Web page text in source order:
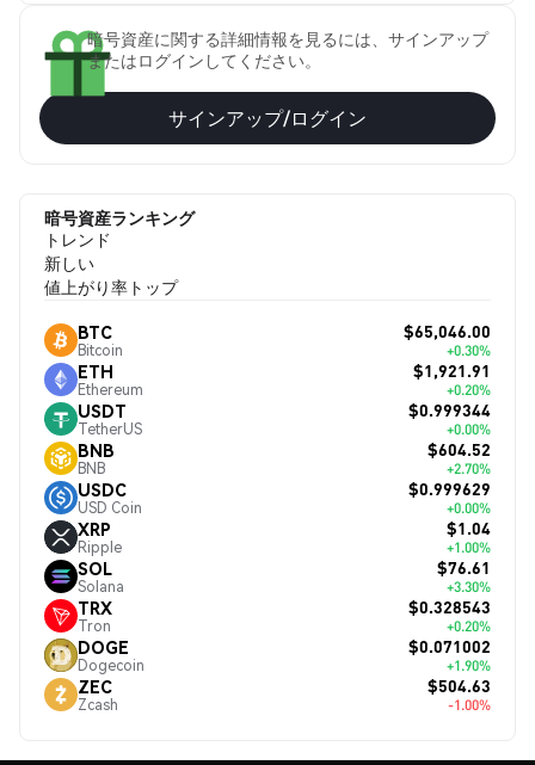
暗号資産に関する詳細情報を見るには、サインアップ
またはログインしてください。
サインアップ/ログイン
暗号資産ランキング
トレンド
新しい
値上がり率トップ
BTC
Bitcoin
$65,046.00
+0.30%
ETH
Ethereum
$1,921.91
+0.20%
USDT
TetherUS
$0.999344
+0.00%
BNB
BNB
$604.52
+2.70%
USDC
USD Coin
$0.999629
+0.00%
XRP
Ripple
$1.04
+1.00%
SOL
Solana
$76.61
+3.30%
TRX
Tron
$0.328543
+0.20%
DOGE
Dogecoin
$0.071002
+1.90%
ZEC
Zcash
$504.63
-1.00%